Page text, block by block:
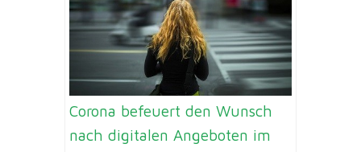
Corona befeuert den Wunsch
nach digitalen Angeboten im